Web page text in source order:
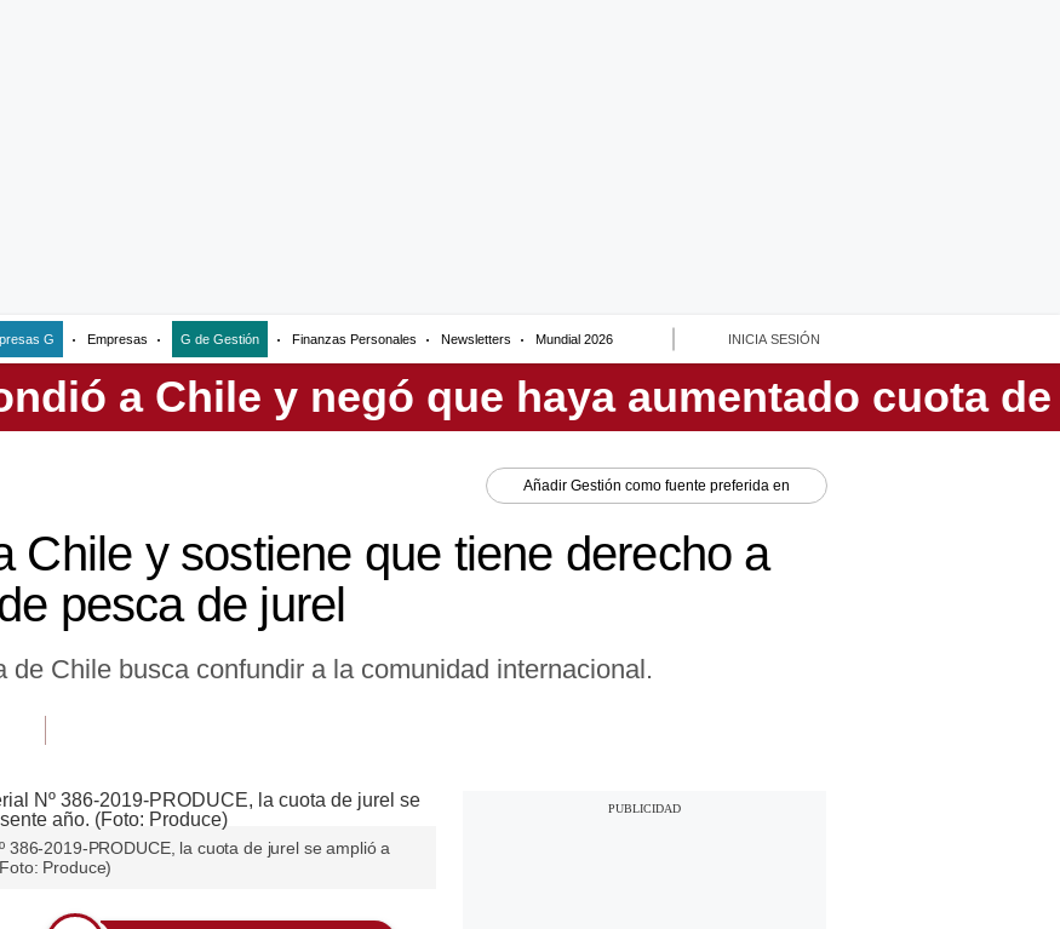
G Empresas G de Gestión Finanzas Personales Newsletters Mundial 2026 INICIA SESIÓN
Añadir Gestión como fuente preferida en
Chile y sostiene que tiene derecho a
pesca de jurel
de Chile busca confundir a la comunidad internacional.
386-2019-PRODUCE, la cuota de jurel se amplió a
Produce)